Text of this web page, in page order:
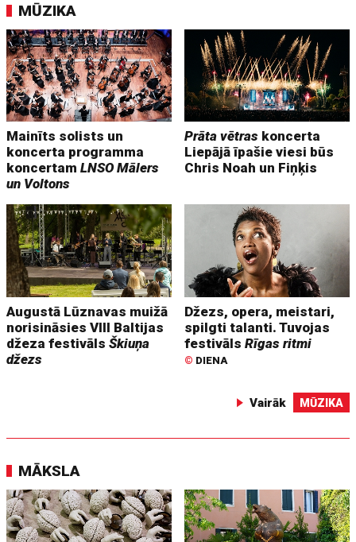
MŪZIKA
Mainīts solists un
koncerta programma
koncertamLNSO Mālers
un Voltons
Prāta vētras koncerta
Liepājā īpašie viesi būs
Chris Noah un Fiņķis
Augustā Lūznavas muižā
norisināsies VIII Baltijas
džeza festivālsŠkiuņa
džezs
Džezs, opera, meistari,
spilgti talanti. Tuvojas
festivālsRīgas ritmi
© DIENA
Vairāk MŪZIKA
MĀKSLA